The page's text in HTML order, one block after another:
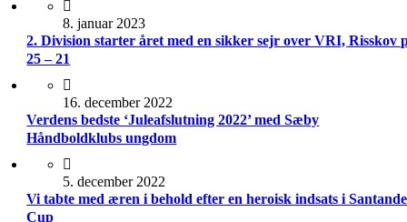
8. januar 2023
2. Division starter året med en sikker sejr over VRI, Risskov
25 – 21
16. december 2022
Verdens bedste ‘Juleafslutning 2022’ med Sæby
Håndboldklubs ungdom
5. december 2022
Vi tabte med æren i behold efter en heroisk indsats i
Cup